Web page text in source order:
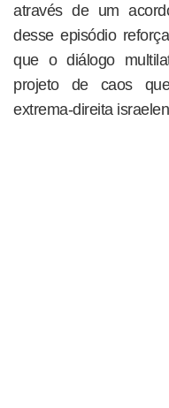
através de um
desse episódio
que o diálogo
projeto de caos
extrema-direita